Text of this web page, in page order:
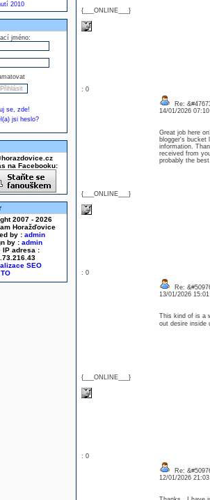
2010
jméno:
se, zde!
jsi heslo?
na Facebooku:
2007 - 2026
Horažďovice
by : admin
by : admin
IP adresa :
SEO
{___ONLINE___}
: 0
{___ONLINE___}
Re:
14/01/2026
Great job here
blogger's
information.
received from
probably the
: 0
{___ONLINE___}
Re:
13/01/2026
This kind of is a
out desire
: 0
Re:
12/01/2026